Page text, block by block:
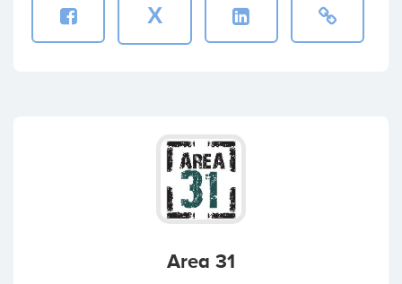
My Different Place
Portugal (+3)
(+8)
X
Area 31